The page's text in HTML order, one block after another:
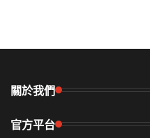
關於我們
官方平台